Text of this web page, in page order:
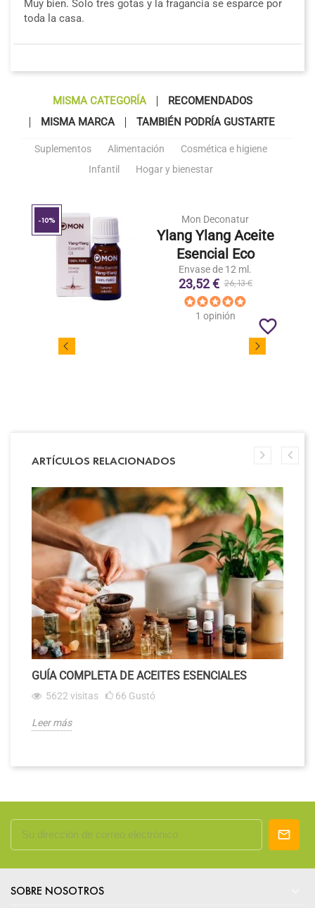
Muy bien. Solo tres gotas y la fragancia se esparce por
toda la casa.
MISMA CATEGORÍA
RECOMENDADOS
MISMA MARCA
TAMBIÉN PODRÍA GUSTARTE
Suplementos Alimentación
Cosmética e higiene
Infantil
Hogar y bienestar
-10% Mon Deconatur
Ylang Ylang Aceite
Esencial Eco
Envase de 12 ml.
23,52 € 26,13 €
1 opinión
favorite_border
ARTÍCULOS RELACIONADOS
GUÍA COMPLETA DE ACEITES ESENCIALES
5622 visitas 66 Gustó
Leer más
SOBRE NOSOTROS